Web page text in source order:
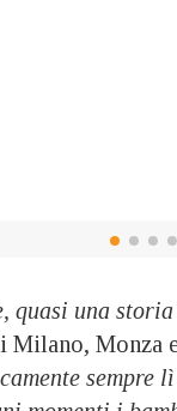
quasi una
Milano, Monza